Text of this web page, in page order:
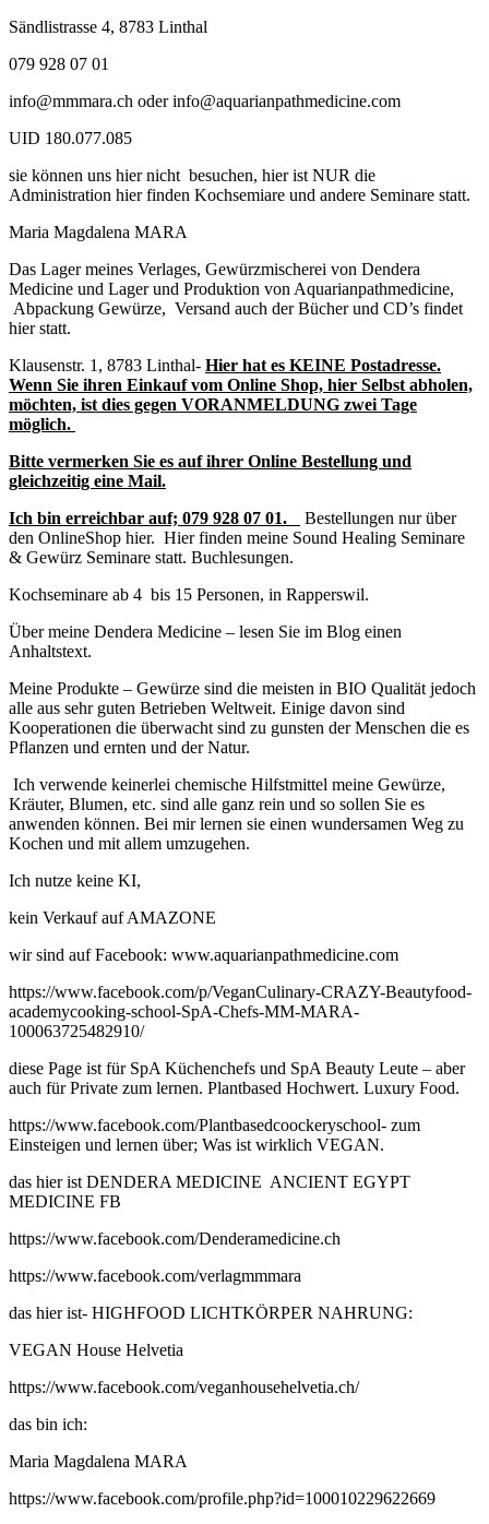
Sändlistrasse 4, 8783 Linthal
079 928 07 01
info@mmmara.ch oder info@aquarianpathmedicine.com
UID 180.077.085
sie können uns hier nicht besuchen, hier ist NUR die
Administration hier finden Kochsemiare und andere Seminare statt.
Maria Magdalena MARA
Das Lager meines Verlages, Gewürzmischerei von Dendera
Medicine und Lager und Produktion von Aquarianpathmedicine,
Abpackung Gewürze, Versand auch der Bücher und CD’s findet
hier statt.
Klausenstr. 1, 8783 Linthal- Hier hat es KEINE Postadresse.
Wenn Sie ihren Einkauf vom Online Shop, hier Selbst abholen,
möchten, ist dies gegen VORANMELDUNG zwei Tage
möglich.
Bitte vermerken Sie es auf ihrer Online Bestellung und
gleichzeitig eine Mail.
Ich bin erreichbar auf; 079 928 07 01.
Bestellungen nur über
den OnlineShop hier. Hier finden meine Sound Healing Seminare
& Gewürz Seminare statt. Buchlesungen.
Kochseminare ab 4 bis 15 Personen, in Rapperswil.
Über meine Dendera Medicine – lesen Sie im Blog einen
Anhaltstext.
Meine Produkte – Gewürze sind die meisten in BIO Qualität jedoch
alle aus sehr guten Betrieben Weltweit. Einige davon sind
Kooperationen die überwacht sind zu gunsten der Menschen die es
Pflanzen und ernten und der Natur.
Ich verwende keinerlei chemische Hilfstmittel meine Gewürze,
Kräuter, Blumen, etc. sind alle ganz rein und so sollen Sie es
anwenden können. Bei mir lernen sie einen wundersamen Weg zu
Kochen und mit allem umzugehen.
Ich nutze keine KI,
kein Verkauf auf AMAZONE
wir sind auf Facebook: www.aquarianpathmedicine.com
https://www.facebook.com/p/VeganCulinary-CRAZY-Beautyfood-
academycooking-school-SpA-Chefs-MM-MARA-
100063725482910/
diese Page ist für SpA Küchenchefs und SpA Beauty Leute – aber
auch für Private zum lernen. Plantbased Hochwert. Luxury Food.
https://www.facebook.com/Plantbasedcoockeryschool- zum
Einsteigen und lernen über; Was ist wirklich VEGAN.
das hier ist DENDERA MEDICINE ANCIENT EGYPT
MEDICINE FB
https://www.facebook.com/Denderamedicine.ch
https://www.facebook.com/verlagmmmara
das hier ist- HIGHFOOD LICHTKÖRPER NAHRUNG:
VEGAN House Helvetia
https://www.facebook.com/veganhousehelvetia.ch/
das bin ich:
Maria Magdalena MARA
https://www.facebook.com/profile.php?id=100010229622669